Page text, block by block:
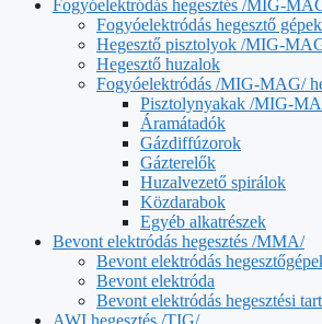
Fogyóelektródás hegesztés /MIG-
Fogyóelektródás hegesztő gépek
Hegesztő pisztolyok /MIG-
Hegesztő huzalok
Fogyóelektródás /MIG-MAG/
Pisztolynyakak /MIG-
Áramátadók
Gázdiffúzorok
Gázterelők
Huzalvezető spirálok
Közdarabok
Egyéb alkatrészek
Bevont elektródás hegesztés /MMA/
Bevont elektródás
Bevont elektróda
Bevont elektródás hegesztési
AWI hegesztés /TIG/